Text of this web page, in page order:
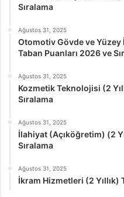
Sıralama
Ağustos 31, 2025
Otomotiv Gövde ve Yüzey
Taban Puanları 2026 ve
Ağustos 31, 2025
Kozmetik Teknolojisi (2
Sıralama
Ağustos 31, 2025
İlahiyat (Açıköğretim) (2
Sıralama
Ağustos 31, 2025
İkram Hizmetleri (2 Yıllık)